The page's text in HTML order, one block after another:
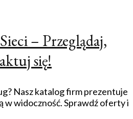
– Przeglądaj,
się!
Nasz katalog firm prezentuje
w widoczność. Sprawdź oferty i